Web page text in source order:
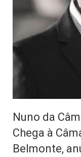
Nuno da
Chega à
Belmonte,